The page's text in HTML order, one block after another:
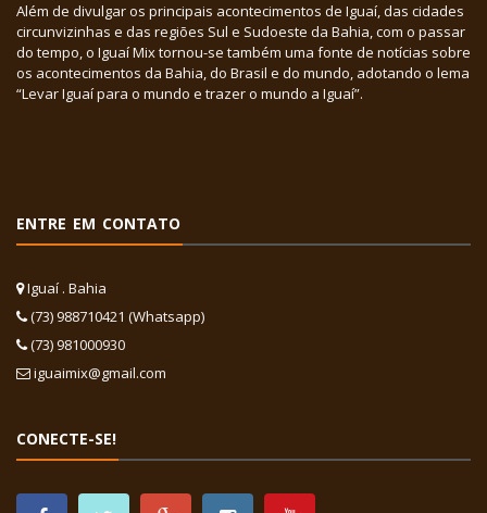
Além de divulgar os principais acontecimentos de Iguaí, das cidades
circunvizinhas e das regiões Sul e Sudoeste da Bahia, com o passar
do tempo, o Iguaí Mix tornou-se também uma fonte de notícias sobre
os acontecimentos da Bahia, do Brasil e do mundo, adotando o lema
“Levar Iguaí para o mundo e trazer o mundo a Iguaí”.
ENTRE EM CONTATO
Iguaí . Bahia
(73) 988710421 (Whatsapp)
(73) 981000930
iguaimix@gmail.com
CONECTE-SE!